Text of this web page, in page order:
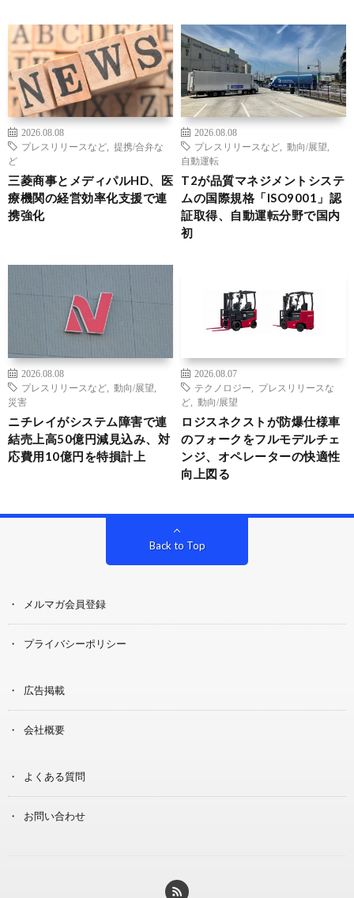
2026.08.08
プレスリリースなど
提携/合弁な
ど
三菱商事とメディパルHD、医
療機関の経営効率化支援で連
携強化
2026.08.08
プレスリリースなど
動向/展望
自動運転
T2が品質マネジメントシステ
ムの国際規格「ISO9001」認
証取得、自動運転分野で国内
初
2026.08.08
プレスリリースなど
動向/展望
災害
ニチレイがシステム障害で連
結売上高50億円減見込み、対
応費用10億円を特損計上
2026.08.07
テクノロジー
プレスリリースな
ど
動向/展望
ロジスネクストが防爆仕様車
のフォークをフルモデルチェ
ンジ、オペレーターの快適性
向上図る
Back to Top
メルマガ会員登録
プライバシーポリシー
広告掲載
会社概要
よくある質問
お問い合わせ